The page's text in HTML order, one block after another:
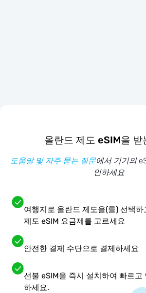
올란드 제도 eSIM을 받
도움말 및 자주 묻는 질문에서 기기의
인하세요
여행지로 올란드 제도을(를) 선택
제도 eSIM 요금제를 고르세요
안전한 결제 수단으로 결제하세요
선불 eSIM을 즉시 설치하여 빠르고
하세요.